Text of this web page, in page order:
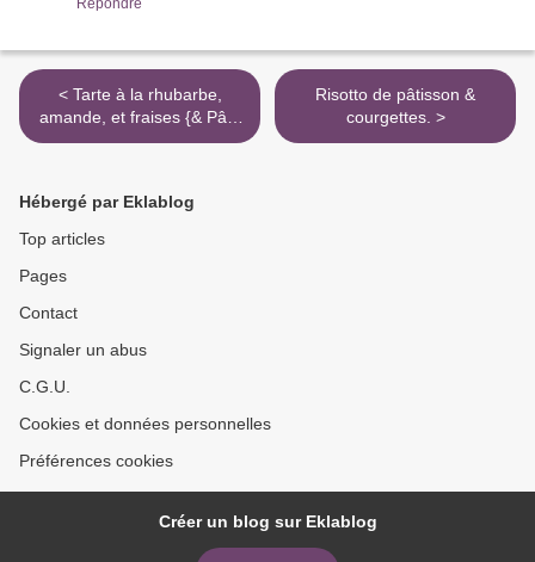
Répondre
< Tarte à la rhubarbe,
amande, et fraises {& Pâte
brisée}
Risotto de pâtisson &
courgettes. >
Hébergé par Eklablog
Top articles
Pages
Contact
Signaler un abus
C.G.U.
Cookies et données personnelles
Préférences cookies
Créer un blog sur Eklablog